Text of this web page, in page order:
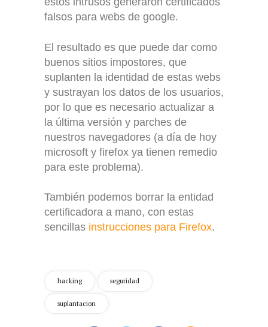
falsos para webs de google.
El resultado es que puede dar como
buenos sitios impostores, que
suplanten la identidad de estas webs
y sustrayan los datos de los usuarios,
por lo que es necesario actualizar a
la última versión y parches de
nuestros navegadores (a día de hoy
microsoft y firefox ya tienen remedio
para este problema).
También podemos borrar la entidad
certificadora a mano, con estas
sencillas instrucciones para Firefox.
hacking seguridad
suplantacion